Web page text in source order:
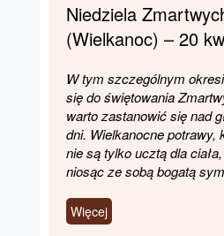
Niedziela
(Wielkanoc) – 20
W tym szczególnym
się do świętowania
warto zastanowić się nad
dni. Wielkanocne potrawy,
nie są tylko ucztą dla
niosąc ze sobą bogatą
Więcej